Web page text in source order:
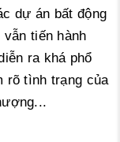
dự án bất động
tiến hành
ra khá phổ
rõ tình trạng của